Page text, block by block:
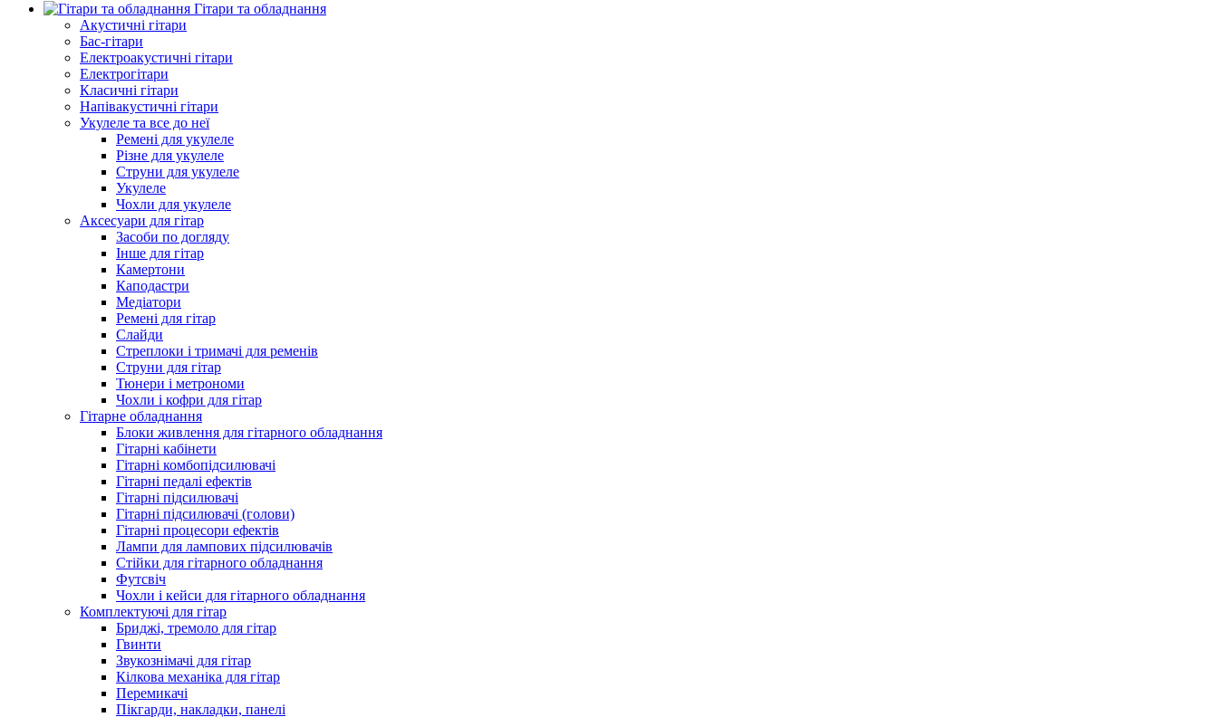
Гітари та обладнання
Акустичні гітари
Бас-гітари
Електроакустичні гітари
Електрогітари
Класичні гітари
Напівакустичні гітари
Укулеле та все до неї
Ремені для укулеле
Різне для укулеле
Струни для укулеле
Укулеле
Чохли для укулеле
Аксесуари для гітар
Засоби по догляду
Інше для гітар
Камертони
Каподастри
Медіатори
Ремені для гітар
Слайди
Стреплоки і тримачі для ременів
Струни для гітар
Тюнери і метрономи
Чохли і кофри для гітар
Гітарне обладнання
Блоки живлення для гітарного обладнання
Гітарні кабінети
Гітарні комбопідсилювачі
Гітарні педалі ефектів
Гітарні підсилювачі
Гітарні підсилювачі (голови)
Гітарні процесори ефектів
Лампи для лампових підсилювачів
Стійки для гітарного обладнання
Футсвіч
Чохли і кейси для гітарного обладнання
Комплектуючі для гітар
Бриджі, тремоло для гітар
Гвинти
Звукознімачі для гітар
Кілкова механіка для гітар
Перемикачі
Пікгарди, накладки, панелі